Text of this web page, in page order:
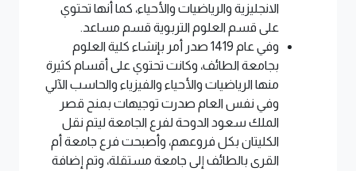
الانجليزية والرياضيات والأحياء، كما أنها تحتوي
على قسم العلوم التربوية قسم مساعد.
وفي عام 1419 صدر أمر بإنشاء كلية العلوم
بجامعة الطائف، وكانت تحتوي على أقسام كثيرة
منها الرياضيات والأحياء والفيزياء والحاسب الآلي
وفي نفس العام صدرت توجيهات بمنح قصر
الملك سعود الدوحة لفرع الجامعة ليتم نقل
الكليتان بكل فروعهم، وأصبحت فرع جامعة أم
القرى بالطائف إلى جامعة مستقلة، وتم إضافة